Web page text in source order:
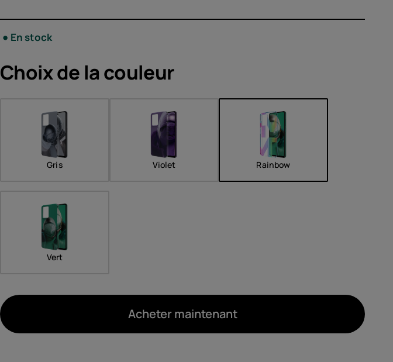
Accessoires
Offres
En stock
Choix de la couleur
Gris Violet Rainbow
Vert
Acheter maintenant